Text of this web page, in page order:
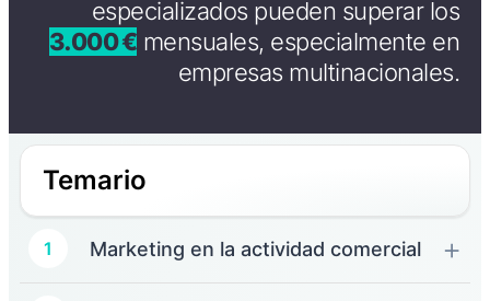
especializados pueden superar los
3.000 € mensuales, especialmente en
empresas multinacionales.
Temario
1 Marketing en la actividad comercial